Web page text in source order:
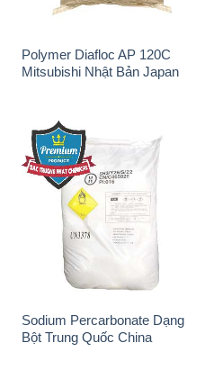
Polymer Diafloc AP 120C
Mitsubishi Nhật Bản Japan
Sodium Percarbonate Dạng
Bột Trung Quốc China